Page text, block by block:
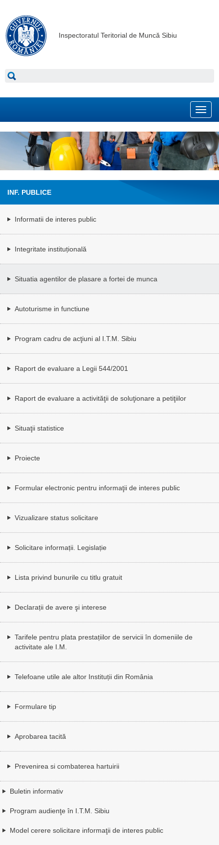
Inspectoratul Teritorial de Muncă Sibiu
INF. PUBLICE
Informatii de interes public
Integritate instituțională
Situatia agentilor de plasare a fortei de munca
Autoturisme in functiune
Program cadru de acţiuni al I.T.M. Sibiu
Raport de evaluare a Legii 544/2001
Raport de evaluare a activităţii de soluţionare a petiţiilor
Situaţii statistice
Proiecte
Formular electronic pentru informaţii de interes public
Vizualizare status solicitare
Solicitare informații. Legislație
Lista privind bunurile cu titlu gratuit
Declarații de avere şi interese
Tarifele pentru plata prestațiilor de servicii în domeniile de
activitate ale I.M.
Telefoane utile ale altor Instituții din România
Formulare tip
Aprobarea tacită
Prevenirea si combaterea hartuirii
Buletin informativ
Program audienţe în I.T.M. Sibiu
Model cerere solicitare informaţii de interes public